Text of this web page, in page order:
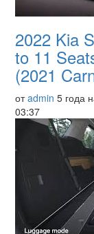
2022 Kia
to 11
(2021
отadmin 5 года
03:37